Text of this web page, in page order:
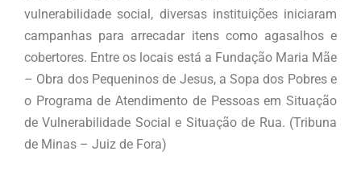
vulnerabilidade social, diversas instituições iniciaram
campanhas para arrecadar itens como agasalhos e
cobertores. Entre os locais está a Fundação Maria Mãe
– Obra dos Pequeninos de Jesus, a Sopa dos Pobres e
o Programa de Atendimento de Pessoas em Situação
de Vulnerabilidade Social e Situação de Rua. (Tribuna
de Minas – Juiz de Fora)